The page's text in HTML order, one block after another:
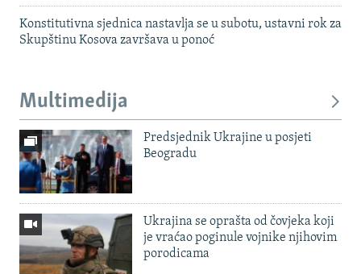
Konstitutivna sjednica nastavlja se u subotu, ustavni rok za
Skupštinu Kosova završava u ponoć
Multimedija
Predsjednik Ukrajine u posjeti
Beogradu
Ukrajina se oprašta od čovjeka koji
je vraćao poginule vojnike njihovim
porodicama